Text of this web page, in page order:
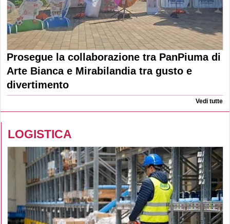
Prosegue la collaborazione tra PanPiuma di
Arte Bianca e Mirabilandia tra gusto e
divertimento
Vedi tutte
LOGISTICA